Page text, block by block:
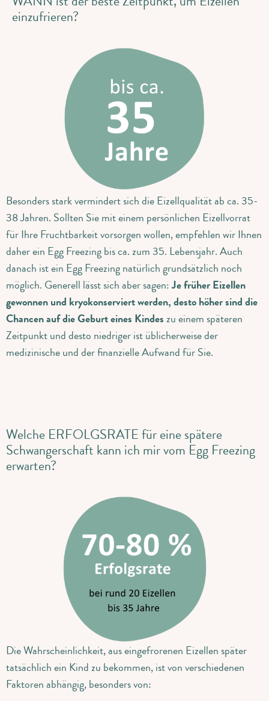
einzufrieren?
Besonders stark vermindert sich die Eizellqualität ab ca. 35-
38 Jahren. Sollten Sie mit einem persönlichen Eizellvorrat
für Ihre Fruchtbarkeit vorsorgen wollen, empfehlen wir Ihnen
daher ein Egg Freezing bis ca. zum 35. Lebensjahr. Auch
danach ist ein Egg Freezing natürlich grundsätzlich noch
möglich. Generell lässt sich aber sagen:Je früher Eizellen
gewonnen und kryokonserviert werden, desto höher sind die
Chancen auf die Geburt eines Kindeszu einem späteren
Zeitpunkt und desto niedriger ist üblicherweise der
medizinische und der finanzielle Aufwand für Sie.
Welche ERFOLGSRATE für eine spätere
Schwangerschaft kann ich mir vom Egg Freezing
erwarten?
Die Wahrscheinlichkeit, aus eingefrorenen Eizellen später
tatsächlich ein Kind zu bekommen, ist von verschiedenen
Faktoren abhängig, besonders von: